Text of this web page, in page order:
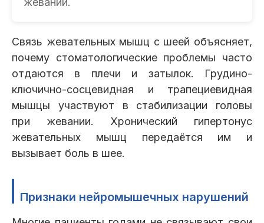
Связь жевательных мышц с шеей объясняет,
почему стоматологические проблемы часто
отдаются в плечи и затылок. Грудино-
ключично-сосцевидная и трапециевидная
мышцы участвуют в стабилизации головы
при жевании. Хронический гипертонус
жевательных мышц передаётся им и
вызывает боль в шее.
Признаки нейромышечных нарушений